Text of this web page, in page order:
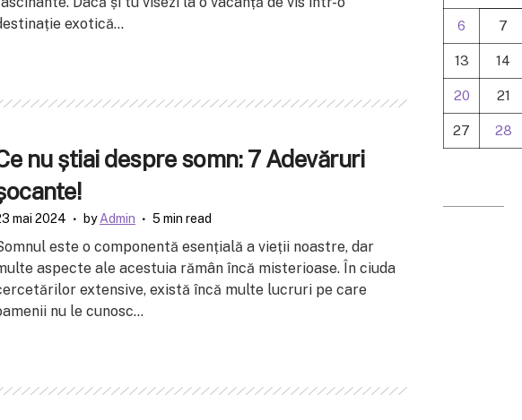
exotică...
nu știai despre somn: 7 Adevăruri
mai 2024 byAdmin 5 min read
este o componentă esențială a vieții noastre, dar
aspecte ale acestuia rămân încă misterioase. În ciuda
extensive, există încă multe lucruri pe care
nu le cunosc...
6 7
13 14
20 21
27 28